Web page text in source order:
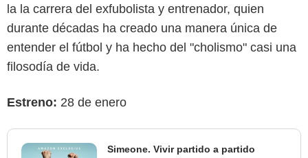
la la carrera del exfubolista y entrenador, quien
durante décadas ha creado una manera única de
entender el fútbol y ha hecho del "cholismo" casi una
filosodía de vida.
Estreno: 28 de enero
Simeone. Vivir partido a partido